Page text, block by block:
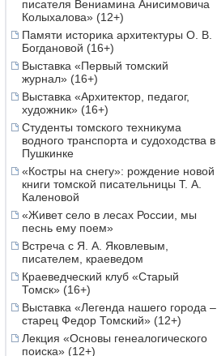
писателя Вениамина Анисимовича
Колыхалова» (12+)
Памяти историка архитектуры О. В.
Богдановой (16+)
Выставка «Первый томский
журнал» (16+)
Выставка «Архитектор, педагог,
художник» (16+)
Студенты томского техникума
водного транспорта и судоходства в
Пушкинке
«Костры на снегу»: рождение новой
книги томской писательницы Т. А.
Каленовой
«Живет село в лесах России, мы
песнь ему поем»
Встреча с Я. А. Яковлевым,
писателем, краеведом
Краеведческий клуб «Старый
Томск» (16+)
Выставка «Легенда нашего города –
старец Федор Томский» (12+)
Лекция «Основы генеалогического
поиска» (12+)